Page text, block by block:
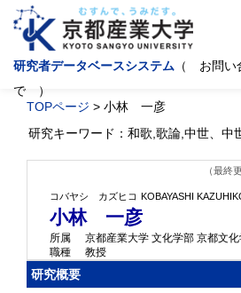
研究者データベースシステム （ お問い
で ）
TOPページ > 小林 一彦
研究キーワード：和歌,歌論,中世、中
（最終
コバヤシ カズヒコ KOBAYASHI
小林 一彦
所属
京都産業大学 文化学部 京都文
職種
教授
研究概要